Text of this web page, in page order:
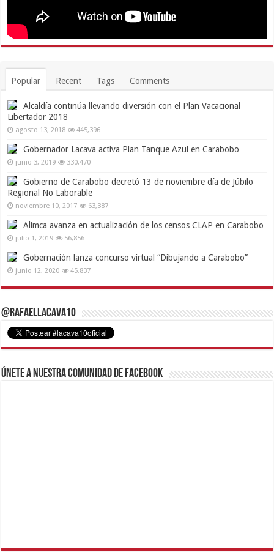
Popular Recent Tags Comments
Alcaldía continúa llevando diversión con el Plan Vacacional
Libertador 2018
agosto 13, 2018 445,396
Gobernador Lacava activa Plan Tanque Azul en Carabobo
junio 3, 2019 330,470
Gobierno de Carabobo decretó 13 de noviembre día de Júbilo
Regional No Laborable
noviembre 10, 2017 63,387
Alimca avanza en actualización de los censos CLAP en Carabobo
julio 1, 2019 56,856
Gobernación lanza concurso virtual “Dibujando a Carabobo”
junio 12, 2020 45,837
@RafaelLacava10
Únete a nuestra comunidad de Facebook